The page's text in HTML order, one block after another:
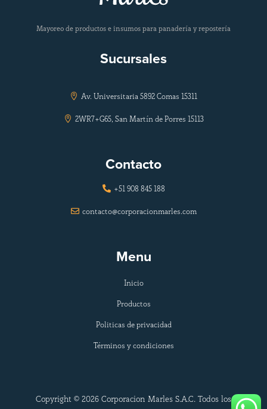
Mayoreo de productos e insumos para panadería y repostería
Sucursales
 Av. Universitaria 5892 Comas 15311
 2WR7+G65, San Martín de Porres 15113
Contacto
 +51 908 845 188
 contacto@corporacionmarles.com
Menu
Inicio
Productos
Politicas de privacidad
Términos y condiciones
Copyright © 2026 Corporacion Marles S.A.C. Todos los